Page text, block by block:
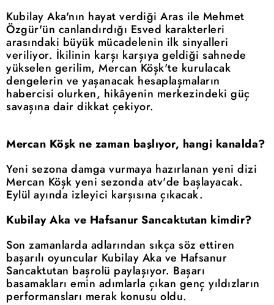
Kubilay Aka'nın hayat verdiği Aras ile Mehmet
Özgür'ün canlandırdığı Esved karakterleri
arasındaki büyük mücadelenin ilk sinyalleri
veriliyor. İkilinin karşı karşıya geldiği sahnede
yükselen gerilim, Mercan Köşk'te kurulacak
dengelerin ve yaşanacak hesaplaşmaların
habercisi olurken, hikâyenin merkezindeki güç
savaşına dair dikkat çekiyor.
Mercan Köşk ne zaman başlıyor, hangi kanalda?
Yeni sezona damga vurmaya hazırlanan yeni dizi
Mercan Köşk yeni sezonda atv'de başlayacak.
Eylül ayında izleyici karşısına çıkacak.
Kubilay Aka ve Hafsanur Sancaktutan kimdir?
Son zamanlarda adlarından sıkça söz ettiren
başarılı oyuncular Kubilay Aka ve Hafsanur
Sancaktutan başrolü paylaşıyor. Başarı
basamakları emin adımlarla çıkan genç yıldızların
performansları merak konusu oldu.